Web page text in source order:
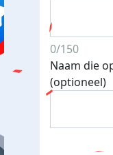
0/150
Naam die
(optioneel)